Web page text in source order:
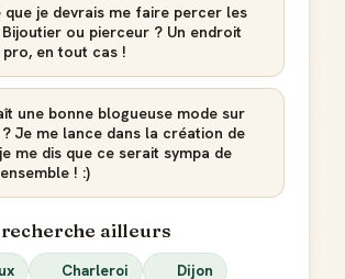
que je devrais me faire percer les
ou pierceur ? Un endroit
en tout cas !
une bonne blogueuse mode sur
Je me lance dans la création de
me dis que ce serait sympa de
! :)
recherche ailleurs
Charleroi
Dijon